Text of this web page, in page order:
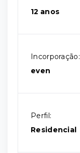
12 anos
Incorporação:
even
Perfil:
Residencial